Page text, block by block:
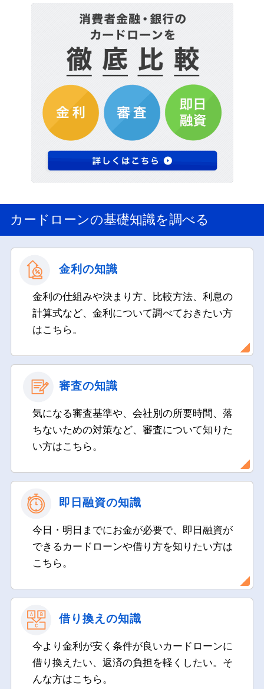
カードローンの基礎知識を調べる
金利の知識
金利の仕組みや決まり方、比較方法、利息の
計算式など、金利について調べておきたい方
はこちら。
審査の知識
気になる審査基準や、会社別の所要時間、落
ちないための対策など、審査について知りた
い方はこちら。
即日融資の知識
今日・明日までにお金が必要で、即日融資が
できるカードローンや借り方を知りたい方は
こちら。
借り換えの知識
今より金利が安く条件が良いカードローンに
借り換えたい、返済の負担を軽くしたい。そ
んな方はこちら。